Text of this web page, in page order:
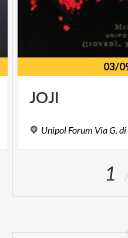
03/
JOJI
Unipol Forum ViaG.di
1